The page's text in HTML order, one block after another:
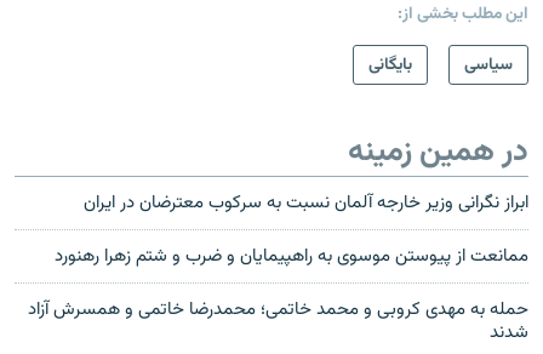
این مطلب بخشی از:
سیاسی
بایگانی
در همین زمینه
ابراز نگرانى وزیر خارجه آلمان نسبت به سرکوب معترضان در ایران
ممانعت از پیوستن موسوی به راهپیمایان و ضرب و شتم زهرا رهنورد
حمله به مهدی کروبی و محمد خاتمی؛ محمدرضا خاتمی و همسرش آزاد
شدند